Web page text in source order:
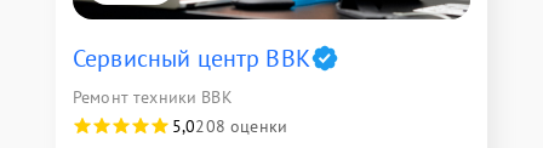
Сервисный центр BBK
Ремонт техники BBK
5,0208 оценки